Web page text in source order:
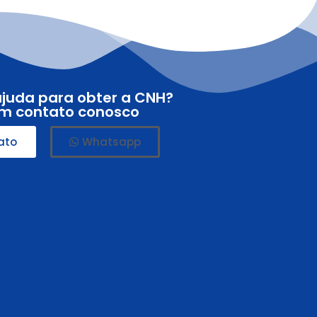
para obter a CNH?
contato conosco
Whatsapp